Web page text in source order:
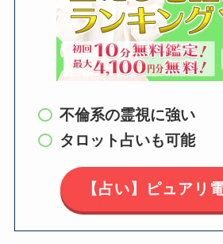
不倫系の霊視に強い
タロット占いも可能
【占い】ピュアリ